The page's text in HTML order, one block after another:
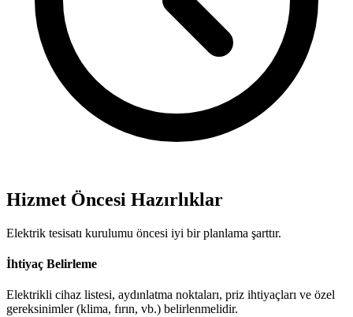
Hizmet Öncesi Hazırlıklar
Elektrik tesisatı kurulumu öncesi iyi bir planlama şarttır.
İhtiyaç Belirleme
Elektrikli cihaz listesi, aydınlatma noktaları, priz ihtiyaçları ve özel
gereksinimler (klima, fırın, vb.) belirlenmelidir.